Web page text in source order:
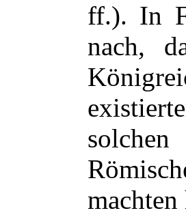
ff.). In
nach,